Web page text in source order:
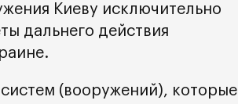
Киеву исключительно
дальнего действия
(вооружений), которые